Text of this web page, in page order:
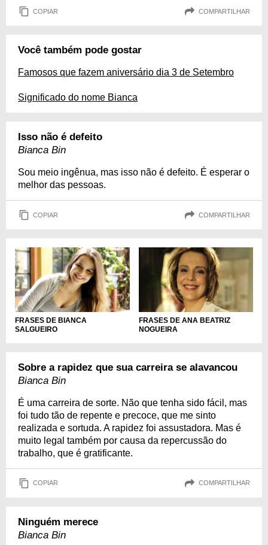
COPIAR COMPARTILHAR
Você também pode gostar
Famosos que fazem aniversário dia 3 de Setembro
Significado do nome Bianca
Isso não é defeito
Bianca Bin
Sou meio ingênua, mas isso não é defeito. É esperar o
melhor das pessoas.
COPIAR COMPARTILHAR
FRASES DE BIANCA
SALGUEIRO
FRASES DE ANA BEATRIZ
NOGUEIRA
Sobre a rapidez que sua carreira se alavancou
Bianca Bin
É uma carreira de sorte. Não que tenha sido fácil, mas
foi tudo tão de repente e precoce, que me sinto
realizada e sortuda. A rapidez foi assustadora. Mas é
muito legal também por causa da repercussão do
trabalho, que é gratificante.
COPIAR COMPARTILHAR
Ninguém merece
Bianca Bin